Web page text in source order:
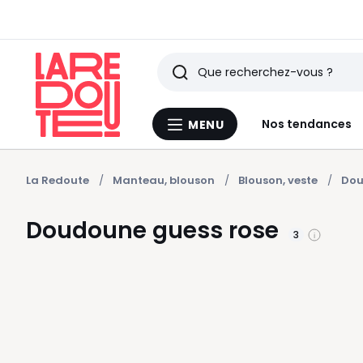
Menu
MENU Nos tendances
Rechercher
Derniers
articles
vus
La Redoute Manteau, blouson Blouson, veste
Doudoune guess rose 3